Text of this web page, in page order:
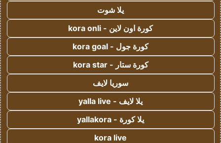
يلا شوت
كورة اون لاين - kora onli
كورة جول - kora goal
كورة ستار - kora star
سوريا لايف
يلا لايف - yalla live
يلا كورة - yallakora
kora live